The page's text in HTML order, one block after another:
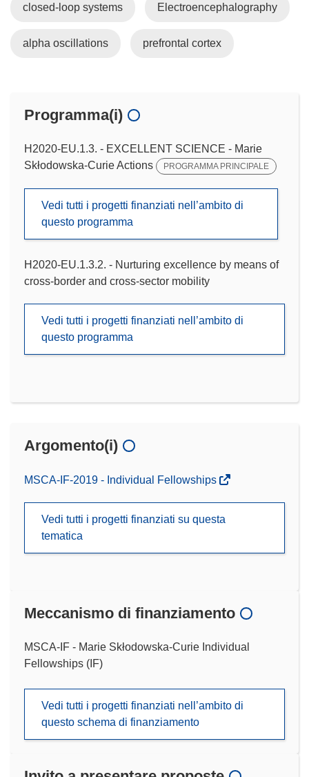
closed-loop systems Electroencephalography
alpha oscillations prefrontal cortex
Programma(i)
H2020-EU.1.3. - EXCELLENT SCIENCE - Marie
Skłodowska-Curie Actions
PROGRAMMA PRINCIPALE
Vedi tutti i progetti finanziati nell’ambito di
questo programma
H2020-EU.1.3.2. - Nurturing excellence by means of
cross-border and cross-sector mobility
Vedi tutti i progetti finanziati nell’ambito di
questo programma
Argomento(i)
MSCA-IF-2019 - Individual Fellowships
Vedi tutti i progetti finanziati su questa
tematica
Meccanismo di finanziamento
MSCA-IF - Marie Skłodowska-Curie Individual
Fellowships (IF)
Vedi tutti i progetti finanziati nell’ambito di
questo schema di finanziamento